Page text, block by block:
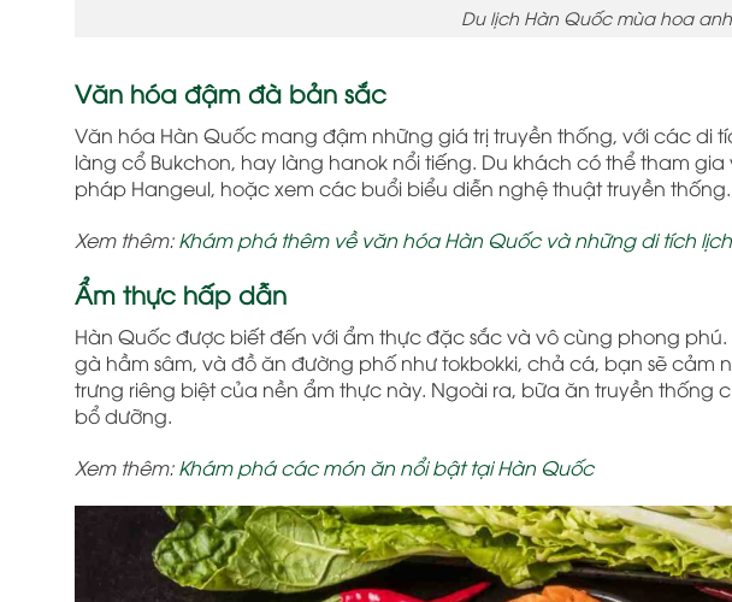
Du lịch Hàn Quốc mùa hoa
Văn hóa đậm đà bản sắc
Văn hóa Hàn Quốc mang đậm những giá trị truyền thống, với các di
làng cổ Bukchon, hay làng hanok nổi tiếng. Du khách có thể tham
pháp Hangeul, hoặc xem các buổi biểu diễn nghệ thuật truyền thống.
Xem thêm:Khám phá thêm về văn hóa Hàn Quốc và những di tích
Ẩm thực hấp dẫn
Hàn Quốc được biết đến với ẩm thực đặc sắc và vô cùng phong
gà hầm sâm, và đồ ăn đường phố như tokbokki, chả cá, bạn sẽ
trưng riêng biệt của nền ẩm thực này. Ngoài ra, bữa ăn truyền
bổ dưỡng.
Xem thêm:Khám phá các món ăn nổi bật tại Hàn Quốc